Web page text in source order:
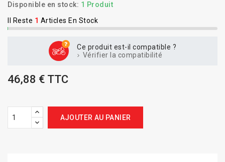
Disponible en stock: 1 Produit
Il Reste 1 Articles En Stock
Ce produit est-il compatible ?
Vérifier la compatibilité
46,88 € TTC
AJOUTER AU PANIER